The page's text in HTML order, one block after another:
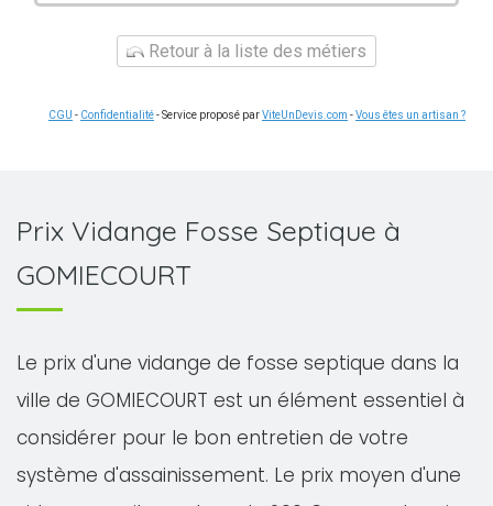
Retour à la liste des métiers
CGU - Confidentialité- Service proposé parViteUnDevis.com -Vous êtes un artisan ?
Prix Vidange Fosse Septique à
GOMIECOURT
Le prix d'une vidange de fosse septique dans la
ville de GOMIECOURT est un élément essentiel à
considérer pour le bon entretien de votre
système d'assainissement. Le prix moyen d'une